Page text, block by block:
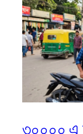
৩০০০০ এ